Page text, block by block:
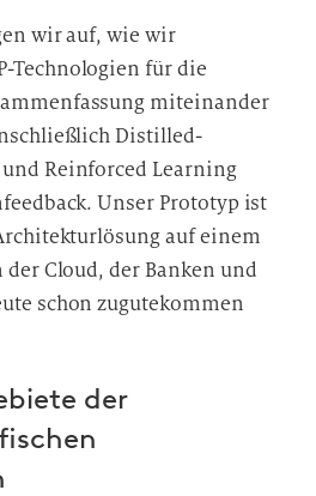
wir auf, wie wir
Technologien für die
miteinander
Distilled-
Reinforced Learning
Unser Prototyp ist
auf einem
Cloud, der Banken und
schon zugutekommen
der